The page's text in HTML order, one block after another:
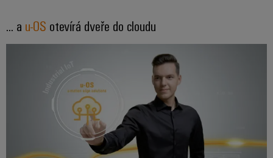
Praktická
konektivita
odvětví.
Naše
inovace
v oblasti
průmyslové
konektivity.
... a u-OS otevírá dveře do cloudu